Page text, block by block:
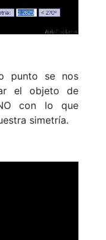
punto se nos
el objeto de
con lo que
simetría.